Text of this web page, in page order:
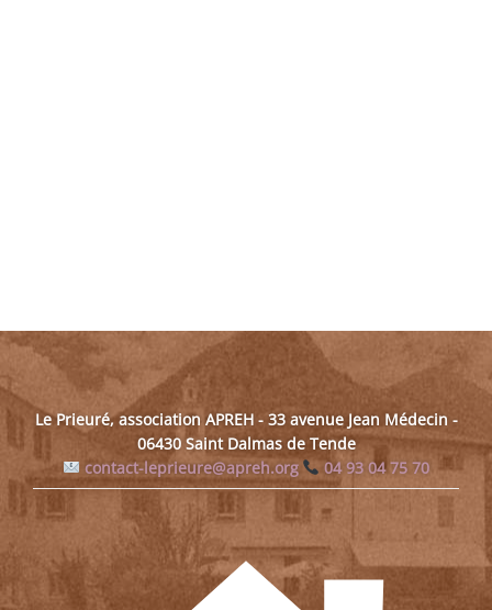
Le Prieuré, association APREH - 33 avenue Jean Médecin -
06430 Saint Dalmas de Tende
contact-leprieure@apreh.org
04 93 04 75 70